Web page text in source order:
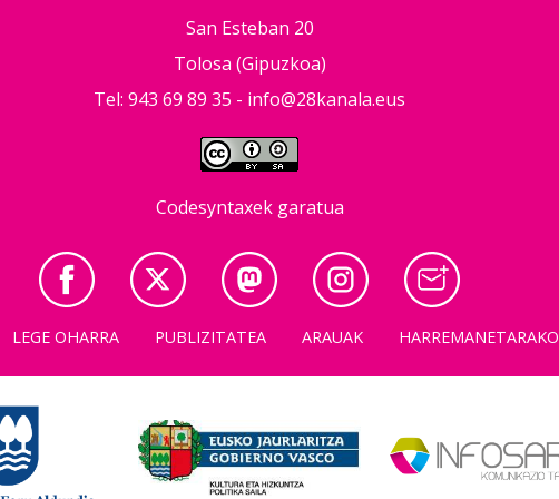
San Esteban 20
Tolosa (Gipuzkoa)
Tel: 943 69 89 35 - info@28kanala.eus
Codesyntaxek garatua
LEGE OHARRA PUBLIZITATEA ARAUAK HARREMANETARAKO